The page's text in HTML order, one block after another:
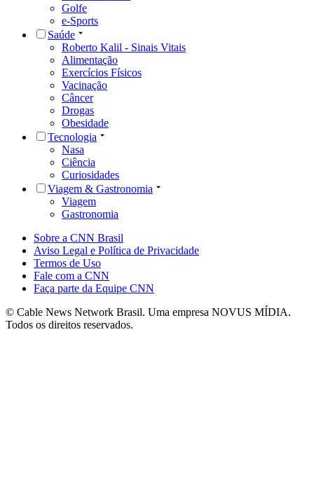
Golfe
e-Sports
Saúde
Roberto Kalil - Sinais Vitais
Alimentação
Exercícios Físicos
Vacinação
Câncer
Drogas
Obesidade
Tecnologia
Nasa
Ciência
Curiosidades
Viagem & Gastronomia
Viagem
Gastronomia
Sobre a CNN Brasil
Aviso Legal e Política de Privacidade
Termos de Uso
Fale com a CNN
Faça parte da Equipe CNN
© Cable News Network Brasil. Uma empresa NOVUS MÍDIA.
Todos os direitos reservados.